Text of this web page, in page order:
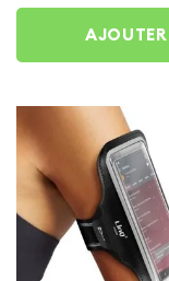
AJOUTER